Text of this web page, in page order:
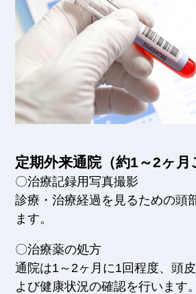
定期外来通院（約1～2ヶ月
〇治療記録用写真撮影
診療・治療経過を見るための頭
ます。
〇治療薬の処方
通院は1～2ヶ月に1回程度、頭
よび健康状況の確認を行います。